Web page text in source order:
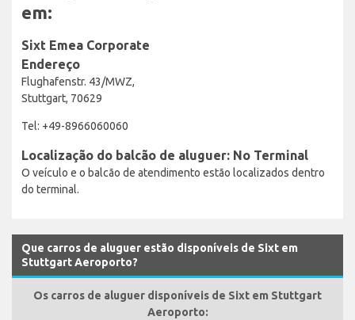
em:
Sixt Emea Corporate
Endereço
Flughafenstr. 43/MWZ,
Stuttgart, 70629
Tel: +49-8966060060
Localização do balcão de aluguer: No Terminal
O veículo e o balcão de atendimento estão localizados dentro
do terminal.
Que carros de aluguer estão disponíveis de Sixt em
Stuttgart Aeroporto?
Os carros de aluguer disponíveis de Sixt em Stuttgart
Aeroporto: